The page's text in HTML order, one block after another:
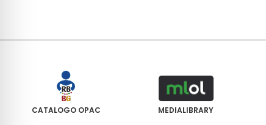
CATALOGO OPAC MEDIALIBRARY